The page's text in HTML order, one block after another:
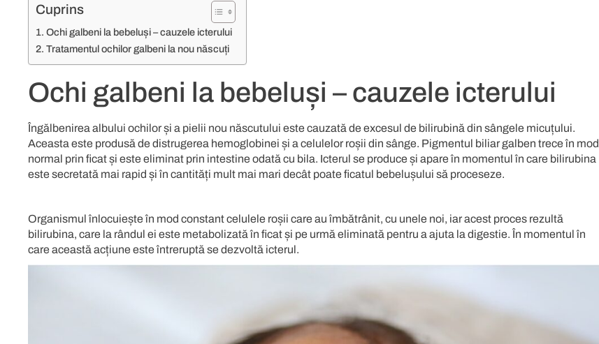
Cuprins
Ochi galbeni la bebeluși – cauzele icterului
Tratamentul ochilor galbeni la nou născuți
Ochi galbeni la bebeluși – cauzele icterului
Îngălbenirea albului ochilor și a pielii nou născutului este cauzată de excesul de bilirubină din sângele micuțului.
Aceasta este produsă de distrugerea hemoglobinei și a celulelor roșii din sânge. Pigmentul biliar galben trece în mod
normal prin ficat și este eliminat prin intestine odată cu bila. Icterul se produce și apare în momentul în care bilirubina
este secretată mai rapid și în cantități mult mai mari decât poate ficatul bebelușului să proceseze.
Organismul înlocuiește în mod constant celulele roșii care au îmbătrânit, cu unele noi, iar acest proces rezultă
bilirubina, care la rândul ei este metabolizată în ficat și pe urmă eliminată pentru a ajuta la digestie. În momentul în
care această acțiune este întreruptă se dezvoltă icterul.